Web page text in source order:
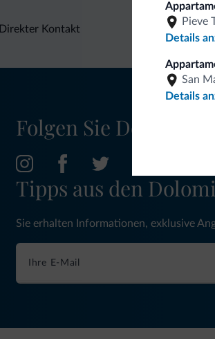
Pieve
Details
San
Details
Direkter Kontakt
Folgen Sie Dolomiti.it
Tipps aus den
Sie erhalten Informationen, exklusive